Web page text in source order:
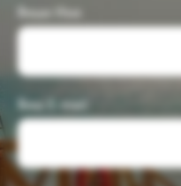
Ваше Имя
Ваш E-mail